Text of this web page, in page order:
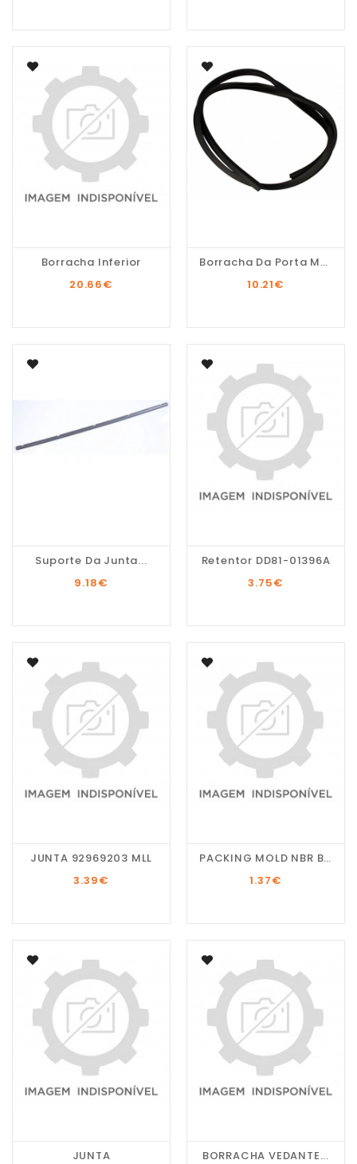
Borracha Inferior
20.66€
Borracha Da Porta MLL...
10.21€
Suporte Da Junta...
9.18€
Retentor DD81-01396A
3.75€
JUNTA 92969203 MLL
3.39€
PACKING MOLD NBR BLACK...
1.37€
JUNTA BORRACHA VEDANTE...